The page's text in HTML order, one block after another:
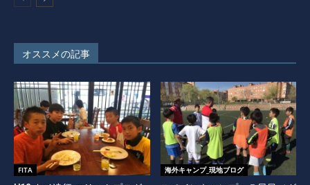
オススメの記事
FITA 海外キャンプ_現地ブログ